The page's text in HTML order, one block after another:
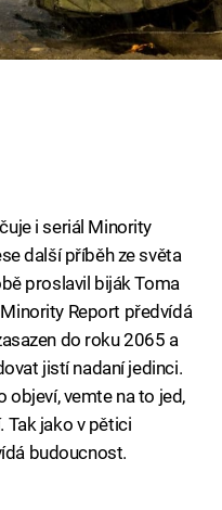
i seriál Minority
další příběh ze světa
proslavil biják Toma
Report předvídá
do roku 2065 a
jistí nadaní jedinci.
objeví, vemte na to jed,
Tak jako v pětici
budoucnost.